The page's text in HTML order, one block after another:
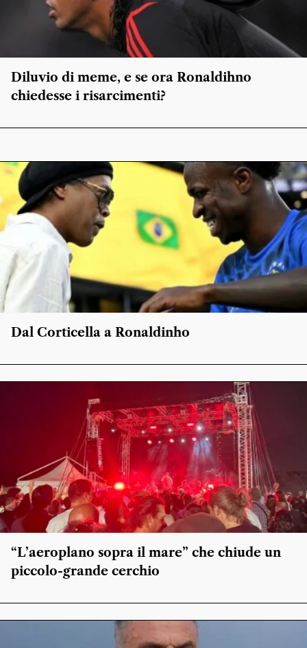
Diluvio di meme, e se ora Ronaldihno
chiedesse i risarcimenti?
Dal Corticella a Ronaldinho
“L’aeroplano sopra il mare” che chiude un
piccolo-grande cerchio